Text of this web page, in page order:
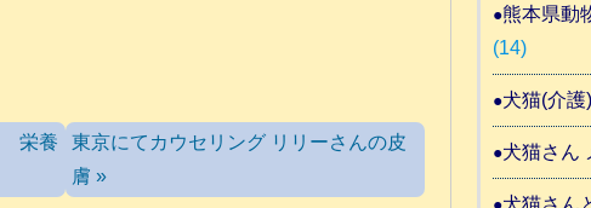
栄養
東京にてカウセリング リリーさんの皮
膚 »
熊本県動
(14)
犬猫(介護
犬猫さん
犬猫さん